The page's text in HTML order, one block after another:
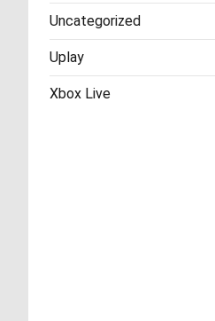
Uncategorized
Uplay
Xbox Live